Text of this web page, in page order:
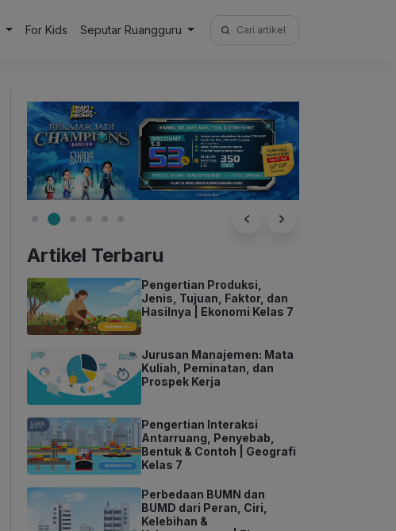
For Kids Seputar Ruangguru
Search
for:
Artikel Terbaru
Pengertian Produksi,
Jenis, Tujuan, Faktor, dan
Hasilnya | Ekonomi Kelas 7
Jurusan Manajemen: Mata
Kuliah, Peminatan, dan
Prospek Kerja
Pengertian Interaksi
Antarruang, Penyebab,
Bentuk & Contoh | Geografi
Kelas 7
Perbedaan BUMN dan
BUMD dari Peran, Ciri,
Kelebihan &